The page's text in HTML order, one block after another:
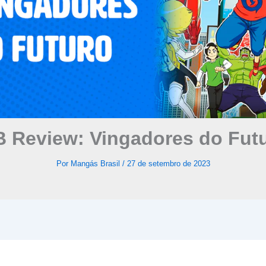
Review: Vingadores do
Por Mangás Brasil / 27 de setembro de 2023